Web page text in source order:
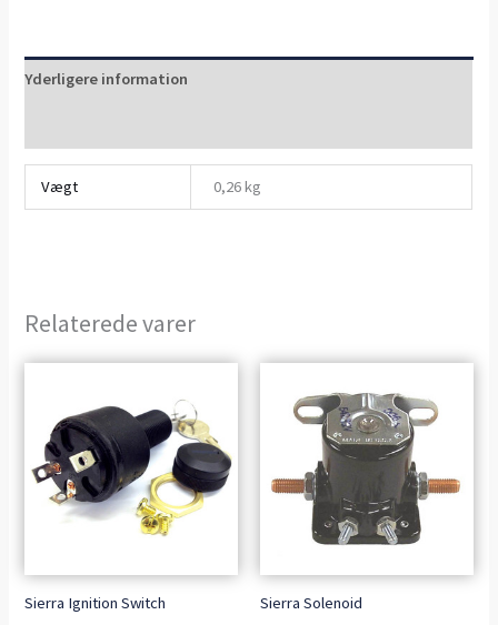
Yderligere information
Vægt 0,26 kg
Relaterede varer
Sierra Ignition Switch Sierra Solenoid